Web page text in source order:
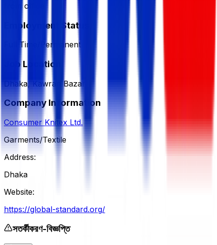
from office
Employment Status
Full Time/Permanent
Job Location
Dhaka, Kawran Bazar
Company Information
Consumer Knitex Ltd.
Garments/Textile
Address:
Dhaka
Website:
https://global-standard.org/
সতর্কীকরণ-বিজ্ঞপ্তি